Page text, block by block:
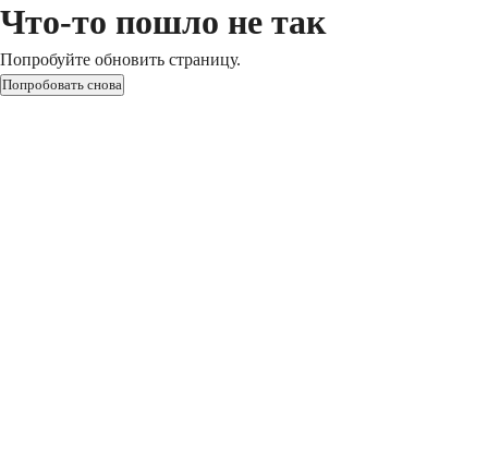
Что-то пошло не так
Попробуйте обновить страницу.
Попробовать снова